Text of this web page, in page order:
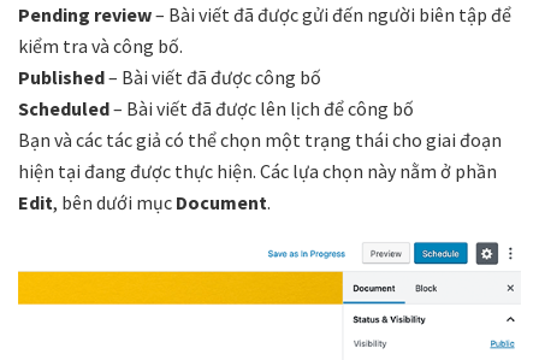
Pending review– Bài viết đã được gửi đến người biên tập để
kiểm tra và công bố.
Published– Bài viết đã được công bố
Scheduled– Bài viết đã được lên lịch để công bố
Bạn và các tác giả có thể chọn một trạng thái cho giai đoạn
hiện tại đang được thực hiện. Các lựa chọn này nằm ở phần
Edit, bên dưới mục Document.